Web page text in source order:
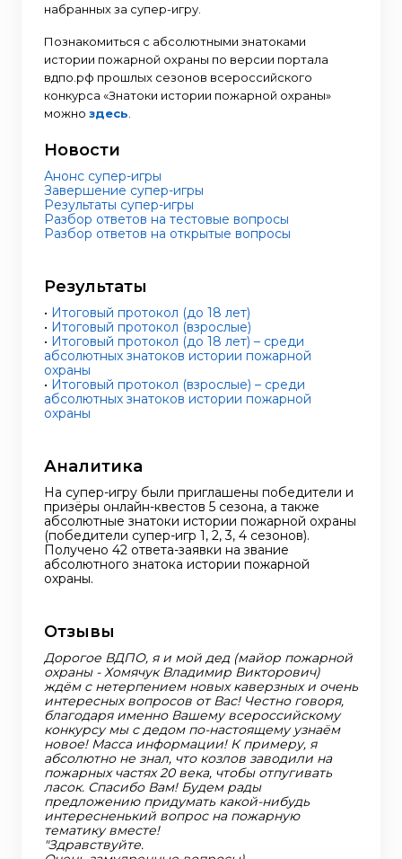
набранных за супер-игру.
Познакомиться с абсолютными знатоками
истории пожарной охраны по версии портала
вдпо.рф прошлых сезонов всероссийского
конкурса «Знатоки истории пожарной охраны»
можно здесь.
Новости
Анонс супер-игры
Завершение супер-игры
Результаты супер-игры
Разбор ответов на тестовые вопросы
Разбор ответов на открытые вопросы
Результаты
• Итоговый протокол (до 18 лет)
• Итоговый протокол (взрослые)
• Итоговый протокол (до 18 лет) – среди
абсолютных знатоков истории пожарной
охраны
• Итоговый протокол (взрослые) – среди
абсолютных знатоков истории пожарной
охраны
Аналитика
На супер-игру были приглашены победители и
призёры онлайн-квестов 5 сезона, а также
абсолютные знатоки истории пожарной охраны
(победители супер-игр 1, 2, 3, 4 сезонов).
Получено 42 ответа-заявки на звание
абсолютного знатока истории пожарной
охраны.
Отзывы
Дорогое ВДПО, я и мой дед (майор пожарной
охраны - Хомячук Владимир Викторович)
ждём с нетерпением новых каверзных и очень
интересных вопросов от Вас! Честно говоря,
благодаря именно Вашему всероссийскому
конкурсу мы с дедом по-настоящему узнаём
новое! Масса информации! К примеру, я
абсолютно не знал, что козлов заводили на
пожарных частях 20 века, чтобы отпугивать
ласок. Спасибо Вам! Будем рады
предложению придумать какой-нибудь
интересненький вопрос на пожарную
тематику вместе!
"Здравствуйте.